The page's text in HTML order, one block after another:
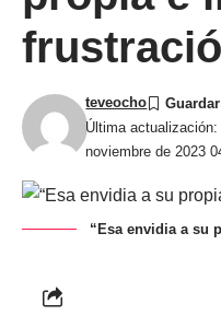
Última actualización:
noviembre de 2023
teveocho
“Esa envidia a su